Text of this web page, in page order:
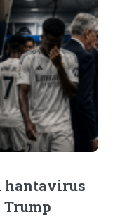
hantavirus
Trump